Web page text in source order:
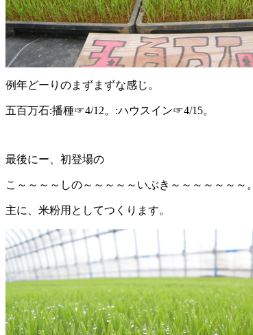
例年どーりのまずまずな感じ。
五百万石:播種☞4/12。:ハウスイン☞4/15。
最後にー、初登場の
こ～～～～しの～～～～～いぶき～～～～～～～。
主に、米粉用としてつくります。